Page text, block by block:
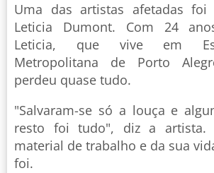
Uma das artistas afetadas
Leticia Dumont. Com 24
Leticia, que vive em
Metropolitana de Porto
perdeu quase tudo.
"Salvaram-se só a louça e
resto foi tudo", diz a artista.
material de trabalho e da sua
foi.